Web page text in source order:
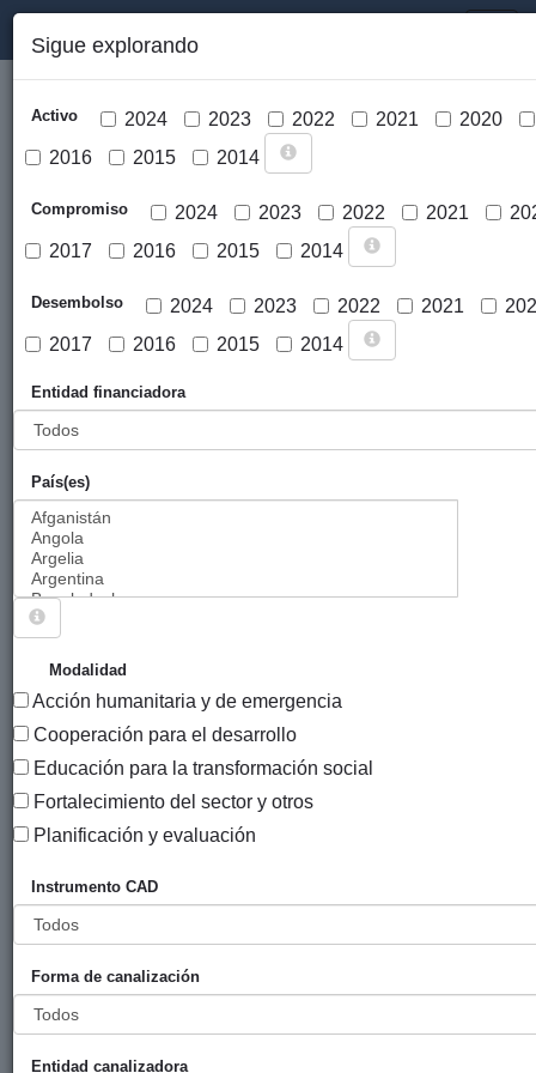
Cargar mapa
Sigue explorando
Activo 2024 2023 2022 2021
2020
2016
2015 2014
Compromiso 2024 2023 2022 2021
2017
2016 2015 2014
Desembolso 2024 2023 2022 2021
2017
2016 2015 2014
Entidad financiadora
País(es)
Modalidad
Acción humanitaria y de emergencia
Cooperación para el desarrollo
Educación para la transformación social
Fortalecimiento del sector y otros
Planificación y evaluación
Instrumento CAD
Forma de canalización
Entidad canalizadora
7327 PROYECTOS
Título
Entidad
financiadora
Entidad
Implementación
de un plan de
Formación
desarrollo
sostenible del
África
Subsahariana.
Vasco
y
Internacional